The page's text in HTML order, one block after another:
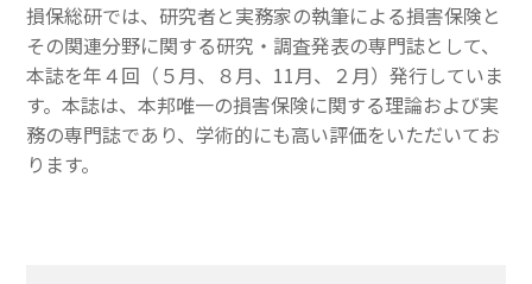
書籍
すべて表示 書籍
損害保険講座用テキスト
損保総研では、研究者と実務家の執筆による損害保険と
その関連分野に関する研究・調査発表の専門誌として、
本誌を年４回（５月、８月、11月、２月）発行していま
す。本誌は、本邦唯一の損害保険に関する理論および実
務の専門誌であり、学術的にも高い評価をいただいてお
ります。